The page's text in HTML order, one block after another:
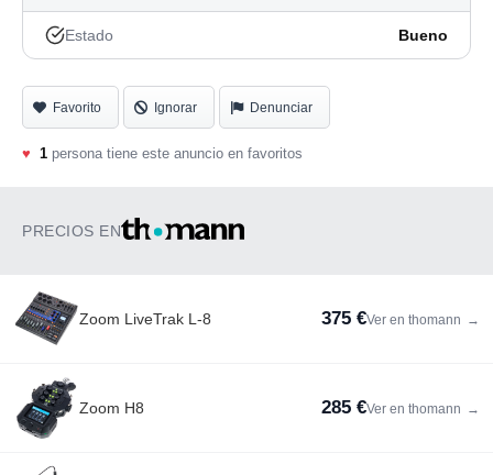
Estado Bueno
Favorito Ignorar Denunciar
♥ 1 persona tiene este anuncio en favoritos
PRECIOS EN
Zoom LiveTrak L-8 375 €Ver en thomann →
Zoom H8 285 €Ver en thomann →